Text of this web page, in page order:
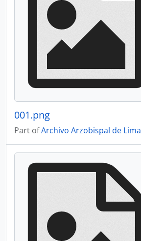
001.png
Part ofArchivo Arzobispal de Lima